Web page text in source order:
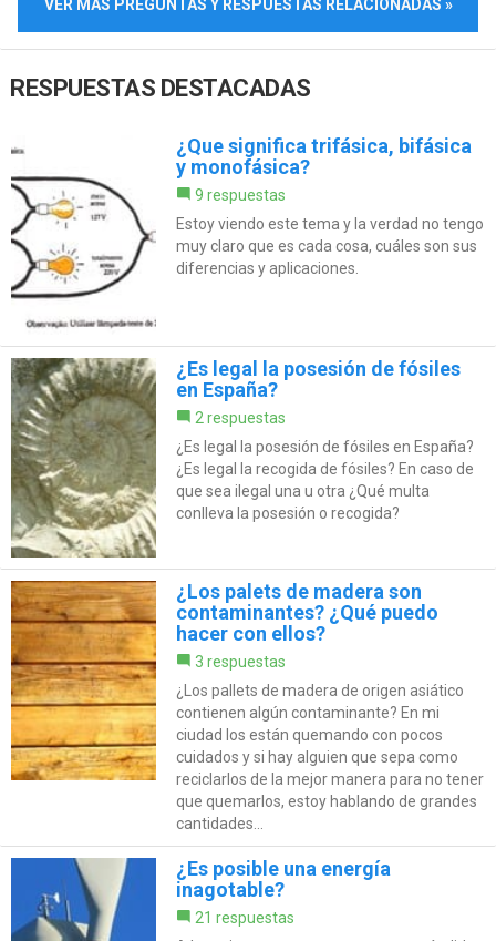
VER MÁS PREGUNTAS Y RESPUESTAS RELACIONADAS »
RESPUESTAS DESTACADAS
¿Que significa trifásica, bifásica
y monofásica?
9 respuestas
Estoy viendo este tema y la verdad no tengo
muy claro que es cada cosa, cuáles son sus
diferencias y aplicaciones.
¿Es legal la posesión de fósiles
en España?
2 respuestas
¿Es legal la posesión de fósiles en España?
¿Es legal la recogida de fósiles? En caso de
que sea ilegal una u otra ¿Qué multa
conlleva la posesión o recogida?
¿Los palets de madera son
contaminantes? ¿Qué puedo
hacer con ellos?
3 respuestas
¿Los pallets de madera de origen asiático
contienen algún contaminante? En mi
ciudad los están quemando con pocos
cuidados y si hay alguien que sepa como
reciclarlos de la mejor manera para no tener
que quemarlos, estoy hablando de grandes
cantidades...
¿Es posible una energía
inagotable?
21 respuestas